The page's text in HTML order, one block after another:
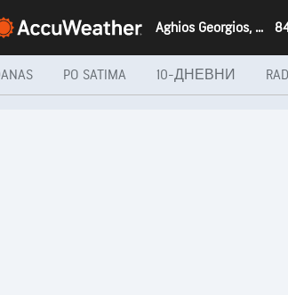
Aghios Georgios, Периферија Источна Македонија и Тракија
PO SATIMA 10-ДНЕВНИ